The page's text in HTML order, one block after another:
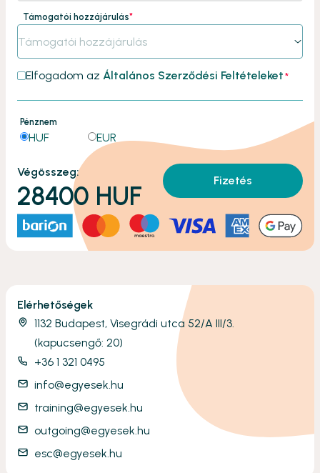
Támogatói hozzájárulás*
Támogatói hozzájárulás
Elfogadom az Általános Szerződési Feltételeket*
Pénznem
HUF EUR
Végösszeg:
28400 HUF
Fizetés
Elérhetőségek
1132 Budapest, Visegrádi utca 52/A III/3.
(kapucsengő: 20)
+36 1 321 0495
info@egyesek.hu
training@egyesek.hu
outgoing@egyesek.hu
esc@egyesek.hu